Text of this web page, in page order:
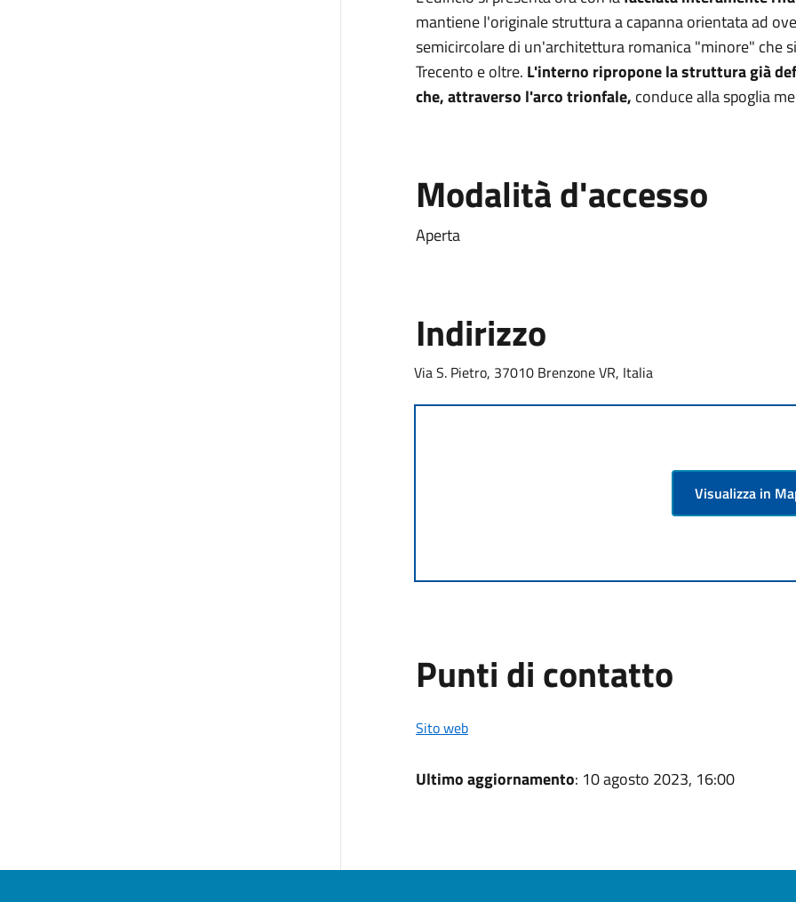
mantiene l'originale struttura a capanna orientata ad
semicircolare di un'architettura romanica "minore" che
Trecento e oltre. L'interno ripropone la struttura già
che, attraverso l'arco trionfale, conduce alla spoglia
Modalità d'accesso
Aperta
Indirizzo
Via S. Pietro, 37010 Brenzone VR, Italia
Visualizza in
Punti di contatto
Sito web
Ultimo aggiornamento: 10 agosto 2023, 16:00